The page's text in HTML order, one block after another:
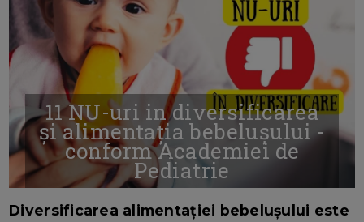
11 NU-uri in diversificarea
și alimentația bebelușului -
conform Academiei de
Pediatrie
Diversificarea alimentației bebelușului este